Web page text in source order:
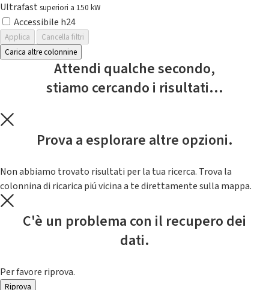
Ultrafast superiori a 150 kW
Accessibile h24
Applica
Cancella filtri
Carica altre colonnine
Attendi qualche secondo,
stiamo cercando i risultati...
Prova a esplorare altre opzioni.
Non abbiamo trovato risultati per la tua ricerca. Trova la
colonnina di ricarica piú vicina a te direttamente sulla mappa.
C'è un problema con il recupero dei
dati.
Per favore riprova.
Riprova